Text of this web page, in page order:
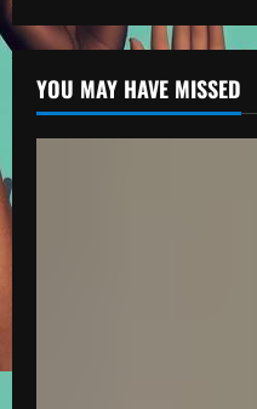
YOU MAY HAVE MISSED